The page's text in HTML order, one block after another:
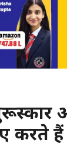
करते हैं